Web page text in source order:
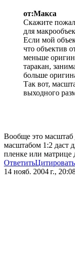
от:Макса
Скажите
для
Если мой
что объектив
меньше
таракан,
больше
Так вот,
выходного
Вообще это масштаб
масштабом 1:2 даст
пленке или
ОтветитьЦитировать
14 нояб. 2004 г.,